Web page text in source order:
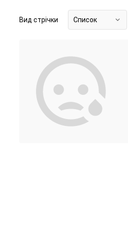
Вид стрічки Список